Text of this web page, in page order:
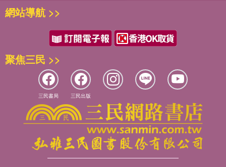
網站導航 >>
聚焦三民 >>
三民書局 三民出版